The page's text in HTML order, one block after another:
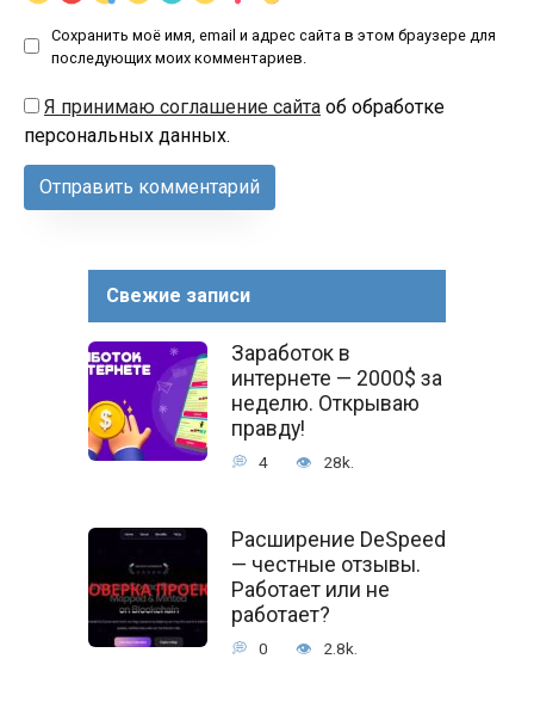
Сохранить моё имя, email и адрес сайта в этом браузере для
последующих моих комментариев.
Я принимаю соглашение сайта об обработке
персональных данных.
Свежие записи
Заработок в
интернете — 2000$ за
неделю. Открываю
правду!
4 28k.
Расширение DeSpeed
— честные отзывы.
Работает или не
работает?
0 2.8k.